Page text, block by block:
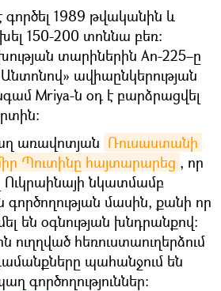
գործել 1989 թվականին և
150-200 տոննա բեռ։
տարիներին An-225–ը
ավիաընկերության
Mriya-ն օդ է բարձրացվել
առավոտյան Ռուսաստանի
Պուտինը հայտարարեց , որ
Ուկրաինայի նկատմամբ
մասին, քանի որ
են օգնության խնդրանքով։
ուղղված հեռուստաուղերձում
պահանջում են
գործողություններ։